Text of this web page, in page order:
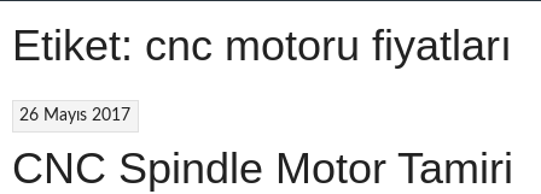
Etiket: cnc motoru fiyatları
26 Mayıs 2017
CNC Spindle Motor Tamiri